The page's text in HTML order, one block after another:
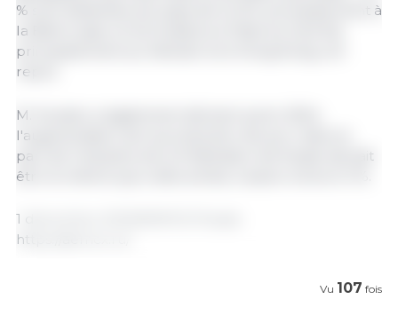
% sont destinées aux pays de la CEI, principalement à
la Biélorussie, et les livraisons à l'Asie du Sud-Est,
principalement au Vietnam et à Hong Kong, ont
repris.
M. Kovalev a également déclaré qu'en 2024,
l'augmentation de la production de porc dans la
part de l'industrie de la Fédération de Russie devrait
être la même que cette année, à savoir environ 5 %.
1 décembre 2023/AEMCX/ Russie.
https://aemcx.ru/
Vu 107 fois